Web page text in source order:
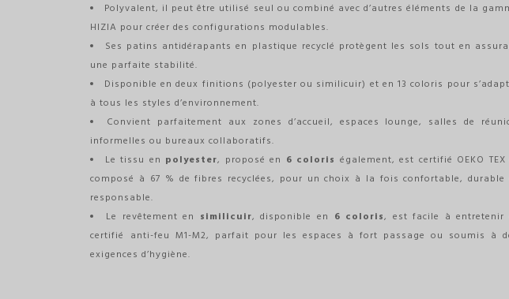
Polyvalent, il peut être utilisé seul ou combiné avec d’autres éléments de la
HIZIA pour créer des configurations modulables.
Ses patins antidérapants en plastique recyclé protègent les sols tout en
une parfaite stabilité.
Disponible en deux finitions (polyester ou similicuir) et en 13 coloris pour
à tous les styles d’environnement.
Convient parfaitement aux zones d’accueil, espaces lounge, salles de
informelles ou bureaux collaboratifs.
Le tissu en polyester, proposé en 6 coloris également, est certifié OEKO TEX
composé à 67 % de fibres recyclées, pour un choix à la fois confortable, durable
responsable.
Le revêtement en similicuir, disponible en 6 coloris, est facile à entretenir
certifié anti-feu M1-M2, parfait pour les espaces à fort passage ou soumis à
exigences d’hygiène.